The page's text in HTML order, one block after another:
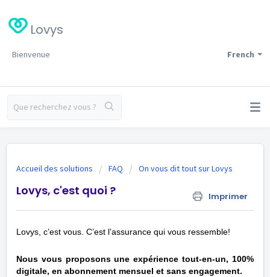
Lovys
French
Bienvenue
Accueil des solutions FAQ On vous dit tout sur Lovys
Lovys, c'est quoi ? Imprimer
Lovys, c’est vous. C’est l’assurance qui vous ressemble!
Nous vous proposons une expérience tout-en-un, 100%
digitale, en abonnement mensuel et sans engagement.